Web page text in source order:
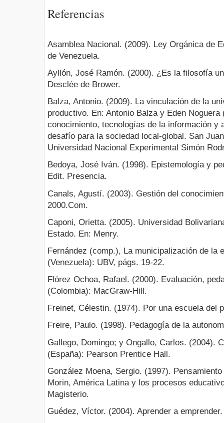
Referencias
Asamblea Nacional. (2009). Ley Orgánica de
de Venezuela.
Ayllón, José Ramón. (2000). ¿Es la filosofía
Desclée de Brower.
Balza, Antonio. (2009). La vinculación de la
productivo. En: Antonio Balza y Eden
conocimiento, tecnologías de la información y
desafío para la sociedad local-global. San
Universidad Nacional Experimental Simón
Bedoya, José Iván. (1998). Epistemología y
Edit. Presencia.
Canals, Agustí. (2003). Gestión del
2000.Com.
Caponi, Orietta. (2005). Universidad
Estado. En: Menry.
Fernández (comp.), La municipalización de la
(Venezuela): UBV, págs. 19-22.
Flórez Ochoa, Rafael. (2000). Evaluación,
(Colombia): MacGraw-Hill.
Freinet, Célestin. (1974). Por una escuela del
Freire, Paulo. (1998). Pedagogía de la
Gallego, Domingo; y Ongallo, Carlos. (2004).
(España): Pearson Prentice Hall.
González Moena, Sergio. (1997).
Morin, América Latina y los procesos
Magisterio.
Guédez, Víctor. (2004). Aprender a